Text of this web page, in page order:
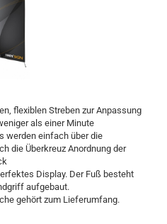
flexiblen Streben zur Anpassung
als einer Minute
werden einfach über die
die Überkreuz Anordnung der
Display. Der Fuß besteht
aufgebaut.
gehört zum Lieferumfang.